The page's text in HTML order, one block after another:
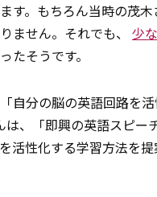
す。もちろん当時の茂
ません。それでも、 少
たそうです。
自分の脳の英語回路を活
は、「即興の英語スピー
活性化する学習方法を